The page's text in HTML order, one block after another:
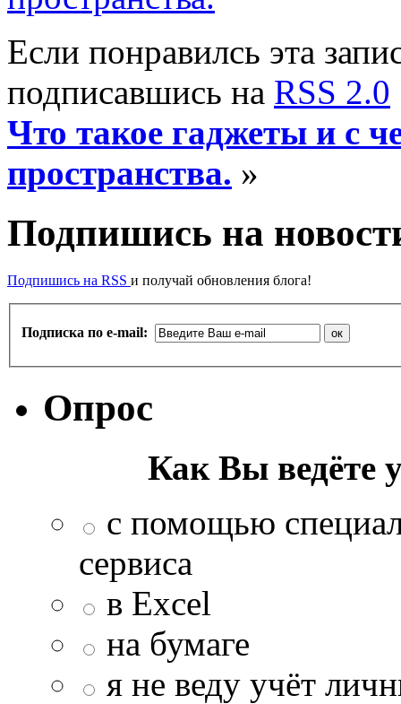
Если понравилсь эта
подписавшись на RSS 2.0
Что такое гаджеты и с
пространства. »
Подпишись на
Подпишись на RSS и получай обновления блога!
Подписка по e-mail:
Опрос
Как Вы ведёте
с помощью
сервиса
в Excel
на бумаге
я не веду учёт